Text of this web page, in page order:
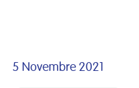
5 Novembre 2021